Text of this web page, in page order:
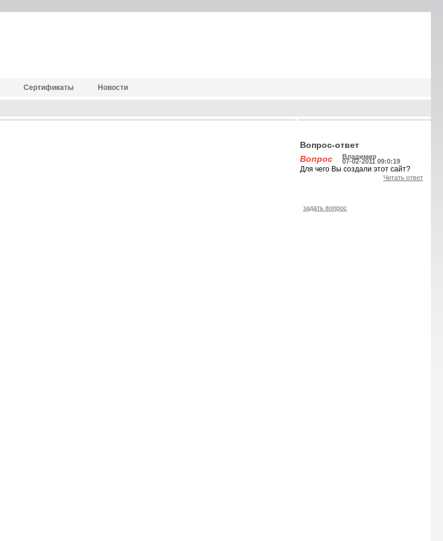
Сертификаты Новости
Вопрос-ответ
Вопрос
Владимир
07-02-2011 09:0:19
Для чего Вы создали этот сайт?
Читать ответ
задать вопрос